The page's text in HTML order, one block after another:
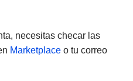
necesitas checar las
Marketplace o tu correo